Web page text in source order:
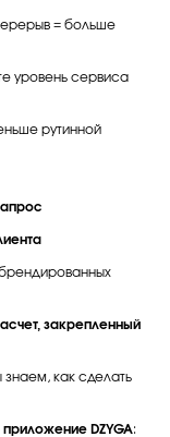
= больше
уровень сервиса
рутинной
закрепленный
как сделать
DZYGA: